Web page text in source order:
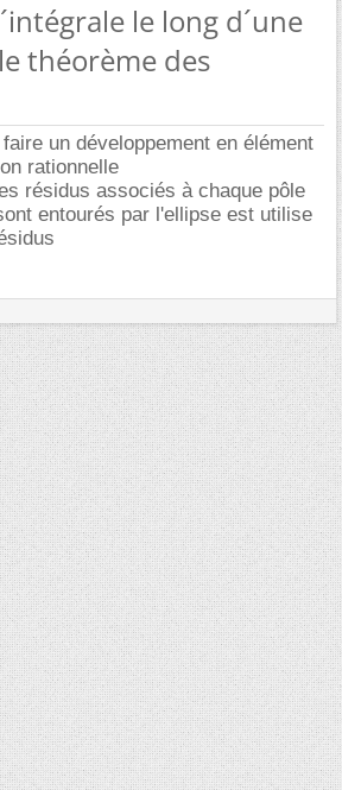
le long d´une
théorème des
un développement en élément
rationnelle
résidus associés à chaque pôle
entourés par l'ellipse est utilise